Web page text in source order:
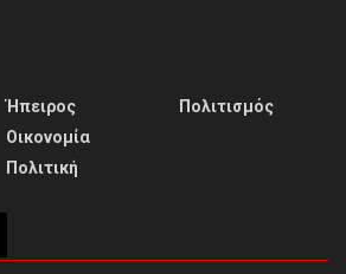
Ήπειρος
Οικονομία
Πολιτική
Πολιτισμός